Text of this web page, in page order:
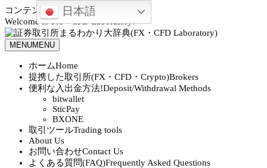
コンテンツへスキップ
Welcome to FX・CFD Laboratory!
MENUMENU
ホームHome
提携した取引所(FX・CFD・Crypto)Brokers
便利な入出金方法!Deposit/Withdrawal Methods
bitwallet
SticPay
BXONE
取引ツールTrading tools
About Us
お問い合わせContact Us
よくある質問(FAQ)Frequently Asked Questions
日本語